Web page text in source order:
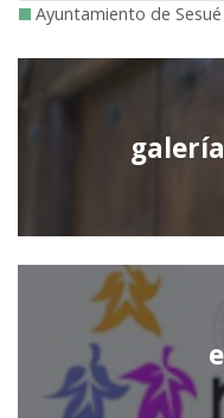
Ayuntamiento de Sesué